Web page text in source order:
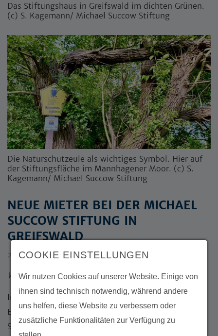
NEUE MIETER BEI DER MICHAEL
SUCCOW STIFTUNG IN
GREIFSWALD
22.08.2022
Waldohreulen gesichtet
In diesem Jahr haben sich neue Bewohner in der
Ellernholzstraße 1/3, auch Sitz der Michael Succow
Stiftung, eingemietet. Um genau zu sein, diese
Das Stiftungshaus in Greifswald im dichten Grünen.
(c) S. Kagemann/ Michael Succow Stiftung
Die Naturschutzeule als wichtiges Symbol. Hier auf
der Stiftungsfläche im Mannhagener Moor. (c) S.
Kagemann/ Michael Succow Stiftung
COOKIE EINSTELLUNGEN
Wir nutzen Cookies auf unserer Website. Einige von
ihnen sind technisch notwendig, während andere
uns helfen, diese Website zu verbessern oder
zusätzliche Funktionalitäten zur Verfügung zu